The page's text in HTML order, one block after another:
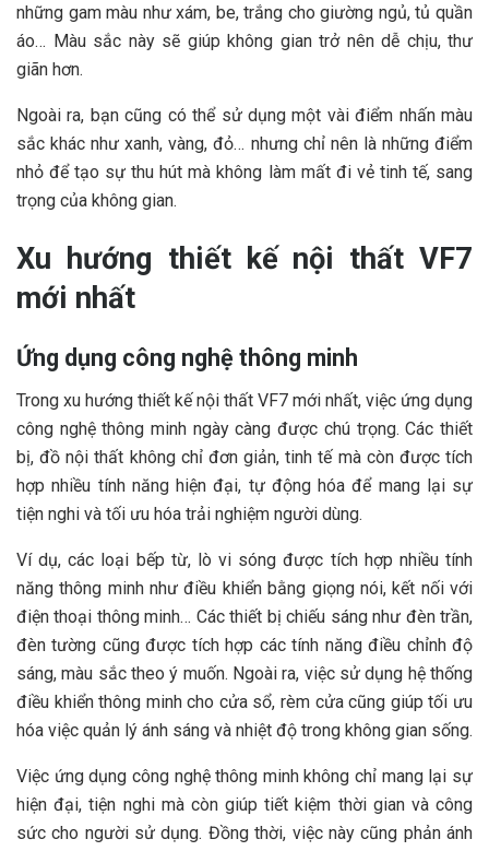
những gam màu như xám, be, trắng cho giường ngủ, tủ quần
áo… Màu sắc này sẽ giúp không gian trở nên dễ chịu, thư
giãn hơn.
Ngoài ra, bạn cũng có thể sử dụng một vài điểm nhấn màu
sắc khác như xanh, vàng, đỏ… nhưng chỉ nên là những điểm
nhỏ để tạo sự thu hút mà không làm mất đi vẻ tinh tế, sang
trọng của không gian.
Xu hướng thiết kế nội thất VF7
mới nhất
Ứng dụng công nghệ thông minh
Trong xu hướng thiết kế nội thất VF7 mới nhất, việc ứng dụng
công nghệ thông minh ngày càng được chú trọng. Các thiết
bị, đồ nội thất không chỉ đơn giản, tinh tế mà còn được tích
hợp nhiều tính năng hiện đại, tự động hóa để mang lại sự
tiện nghi và tối ưu hóa trải nghiệm người dùng.
Ví dụ, các loại bếp từ, lò vi sóng được tích hợp nhiều tính
năng thông minh như điều khiển bằng giọng nói, kết nối với
điện thoại thông minh… Các thiết bị chiếu sáng như đèn trần,
đèn tường cũng được tích hợp các tính năng điều chỉnh độ
sáng, màu sắc theo ý muốn. Ngoài ra, việc sử dụng hệ thống
điều khiển thông minh cho cửa sổ, rèm cửa cũng giúp tối ưu
hóa việc quản lý ánh sáng và nhiệt độ trong không gian sống.
Việc ứng dụng công nghệ thông minh không chỉ mang lại sự
hiện đại, tiện nghi mà còn giúp tiết kiệm thời gian và công
sức cho người sử dụng. Đồng thời, việc này cũng phản ánh